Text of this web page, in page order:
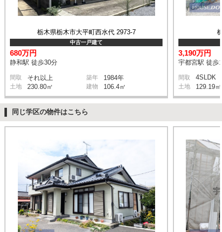
栃木県栃木市大平町西水代 2973-7
中古一戸建て
680万円
静和駅 徒歩30分
間取 それ以上 築年 1984年
土地 230.80㎡ 建物 106.4㎡
3,190万円
宇都宮駅 徒歩
間取 4SLDK
土地 129.19㎡
同じ学区の物件はこちら